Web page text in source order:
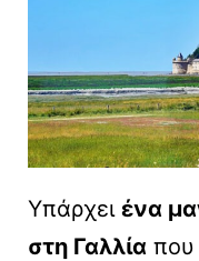
Υπάρχει ένα
στη Γαλλία που